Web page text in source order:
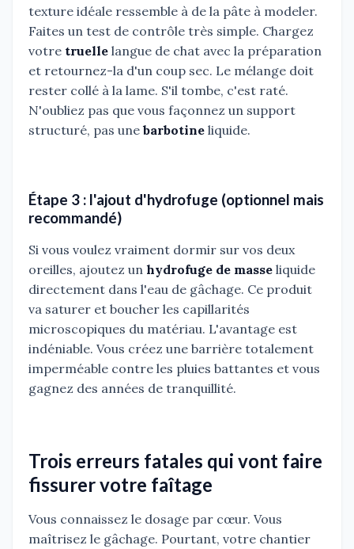
texture idéale ressemble à de la pâte à modeler.
Faites un test de contrôle très simple. Chargez
votre truelle langue de chat avec la préparation
et retournez-la d'un coup sec. Le mélange doit
rester collé à la lame. S'il tombe, c'est raté.
N'oubliez pas que vous façonnez un support
structuré, pas une barbotine liquide.
Étape 3 : l'ajout d'hydrofuge (optionnel mais
recommandé)
Si vous voulez vraiment dormir sur vos deux
oreilles, ajoutez un hydrofuge de masse liquide
directement dans l'eau de gâchage. Ce produit
va saturer et boucher les capillarités
microscopiques du matériau. L'avantage est
indéniable. Vous créez une barrière totalement
imperméable contre les pluies battantes et vous
gagnez des années de tranquillité.
Trois erreurs fatales qui vont faire
fissurer votre faîtage
Vous connaissez le dosage par cœur. Vous
maîtrisez le gâchage. Pourtant, votre chantier